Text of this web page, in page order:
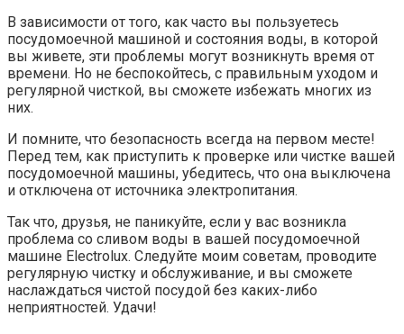
В зависимости от того, как часто вы пользуетесь
посудомоечной машиной и состояния воды, в которой
вы живете, эти проблемы могут возникнуть время от
времени. Но не беспокойтесь, с правильным уходом и
регулярной чисткой, вы сможете избежать многих из
них.
И помните, что безопасность всегда на первом месте!
Перед тем, как приступить к проверке или чистке вашей
посудомоечной машины, убедитесь, что она выключена
и отключена от источника электропитания.
Так что, друзья, не паникуйте, если у вас возникла
проблема со сливом воды в вашей посудомоечной
машине Electrolux. Следуйте моим советам, проводите
регулярную чистку и обслуживание, и вы сможете
наслаждаться чистой посудой без каких-либо
неприятностей. Удачи!